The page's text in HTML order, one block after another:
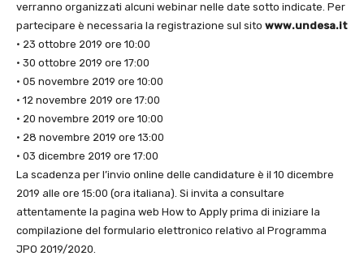
verranno organizzati alcuni webinar nelle date sotto indicate. Per
partecipare è necessaria la registrazione sul sito www.undesa.it
• 23 ottobre 2019 ore 10:00
• 30 ottobre 2019 ore 17:00
• 05 novembre 2019 ore 10:00
• 12 novembre 2019 ore 17:00
• 20 novembre 2019 ore 10:00
• 28 novembre 2019 ore 13:00
• 03 dicembre 2019 ore 17:00
La scadenza per l’invio online delle candidature è il 10 dicembre
2019 alle ore 15:00 (ora italiana). Si invita a consultare
attentamente la pagina web How to Apply prima di iniziare la
compilazione del formulario elettronico relativo al Programma
JPO 2019/2020.